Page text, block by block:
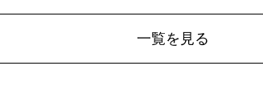
一覧を見る